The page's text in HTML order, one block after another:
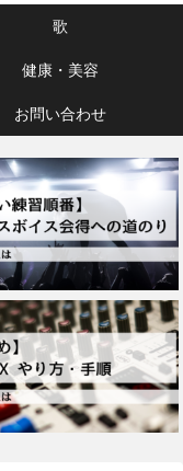
歌
健康・美容
お問い合わせ